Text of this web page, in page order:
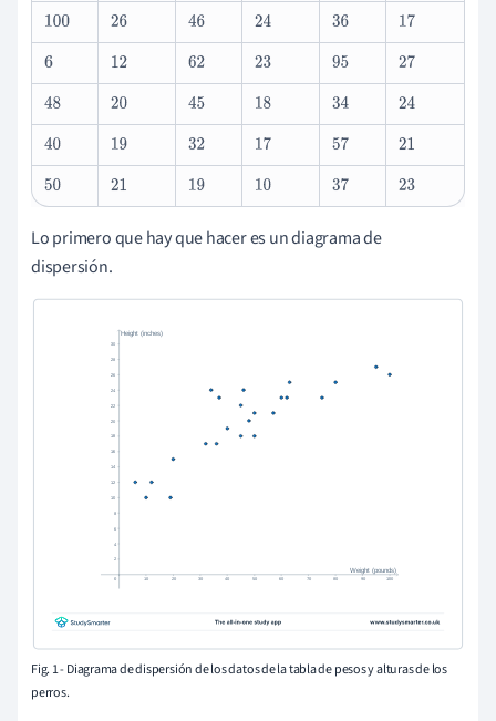
100
26 46 24 36
17
6
12 62 23 95
27
48
20 45 18 34
24
40
19 32 17 57
21
50
21 19 10 37 23
Lo primero que hay que hacer es un diagrama de
dispersión.
Fig. 1 - Diagrama de dispersión de los datos de la tabla de pesos y alturas de los
perros.